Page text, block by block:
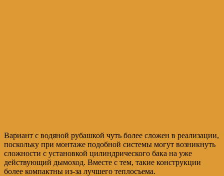
Вариант с водяной рубашкой чуть более сложен в реализации,
поскольку при монтаже подобной системы могут возникнуть
сложности с установкой цилиндрического бака на уже
действующий дымоход. Вместе с тем, такие конструкции
более компактны из-за лучшего теплосъема.